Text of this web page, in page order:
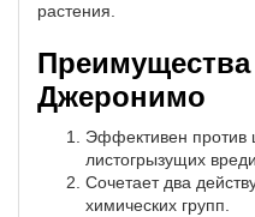
растения.
Джеронимо
Эффективен против
листогрызущих
Сочетает два
химических групп.